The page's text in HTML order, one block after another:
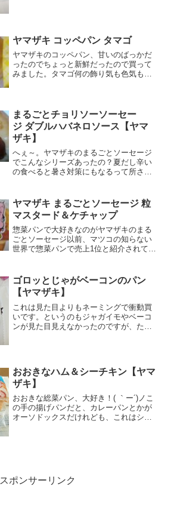
ヤマザキ コッペパン タマゴ
ヤマザキのコッペパン、甘いのばっかだ
ったのでちょっと新鮮だったので買って
みました。タマゴ何の飾り気も色気もな
フィリング見たら、結構厚...
まるごとチョリソーソーセー
ジ ダブルハバネロソース【ヤマ
ザキ】
へぇ～。ヤマザキのまるごとソーセージ
でこんなシリーズあったの？夏だし辛い
の食べると暑さ対策にもなるって所さん
ロより辛そうだけど。まぁそうだわなぁ
～(*´Д｀)わぁ！い...
ヤマザキ まるごとソーセージ 粒
マスタード＆ケチャップ
惣菜パンで大好きなのがヤマザキのまる
ごとソーセージ以前、マツコの知らない
世界で惣菜パンで売上1位と紹介されて以
ません。粒マスタード＆ケチャップ食べ
る前から外さないと確信...
ゴロッとじゃがベーコンのパン
【ヤマザキ】
これは見た目よりもネーミングで衝動買
いです。というのもジャガイモやベーコ
ンが見た目見えなかったのですが、たぶ
おおきなハム＆シーチキン【ヤマ
ザキ】
おおきな総菜パン、大好き！( ｀ー´)ノこ
の手の揚げパンだと、カレーパンとかが
オーソドックスだけれども、これはシー
スポンサーリンク